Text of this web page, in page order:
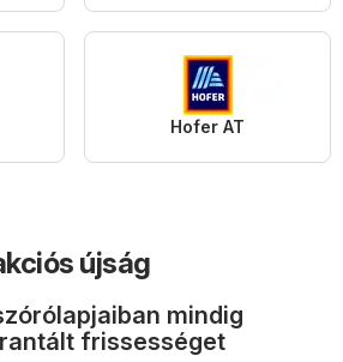
Hofer AT
újság
mindig
frissességet